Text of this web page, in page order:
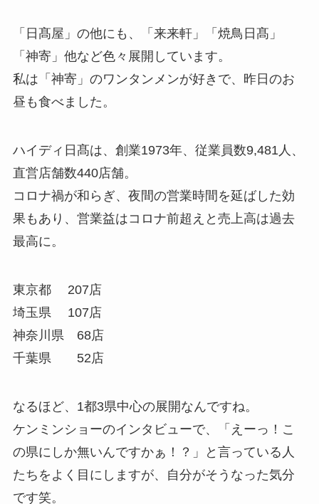
「日髙屋」の他にも、「来来軒」「焼鳥日髙」
「神寄」他など色々展開しています。
私は「神寄」のワンタンメンが好きで、昨日のお
昼も食べました。
ハイディ日髙は、創業1973年、従業員数9,481人、
直営店舗数440店舗。
コロナ禍が和らぎ、夜間の営業時間を延ばした効
果もあり、営業益はコロナ前超えと売上高は過去
最高に。
東京都 207店
埼玉県 107店
神奈川県 68店
千葉県 52店
なるほど、1都3県中心の展開なんですね。
ケンミンショーのインタビューで、「えーっ！こ
の県にしか無いんですかぁ！？」と言っている人
たちをよく目にしますが、自分がそうなった気分
です笑。